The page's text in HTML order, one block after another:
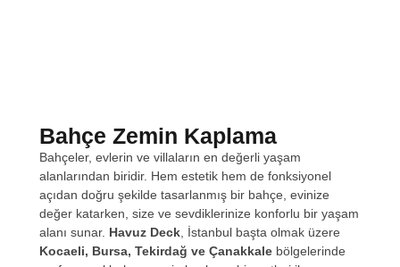
Bahçe Zemin Kaplama
Bahçeler, evlerin ve villaların en değerli yaşam
alanlarından biridir. Hem estetik hem de fonksiyonel
açıdan doğru şekilde tasarlanmış bir bahçe, evinize
değer katarken, size ve sevdiklerinize konforlu bir yaşam
alanı sunar. Havuz Deck , İstanbul başta olmak üzere
Kocaeli, Bursa, Tekirdağ ve Çanakkale bölgelerinde